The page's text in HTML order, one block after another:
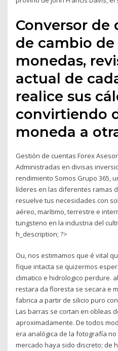
Conversor de
de cambio
monedas,
actual de
realice sus
convirtiendo
moneda a
Gestión de cuentas Forex
Administradas en divisas
rendimiento Somos Grupo 365,
líderes en las diferentes ramas
resuelve tus necesidades con
aéreo, marítimo, terrestre e
tungsteno en la industria del
h_description; ?>
Ou, nos estimamos que é vital
fique intacta se quizermos
climatico e hidrologico perdure.
restara da floresta se secara e
fabrica a partir de silicio puro
Las barras se cortan en obleas
aproximadamente. De todos
era analógica de la fotografía
mercado haya sido discreto; de